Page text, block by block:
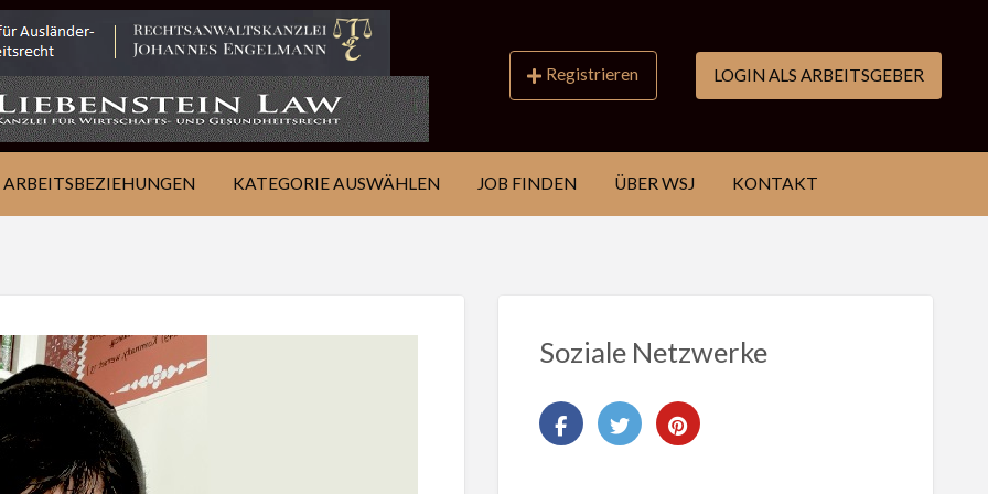
JOB
FINDEN
ÜBER
WSJ
KONTAKT
Registrieren LOGIN ALS ARBEITSGEBER
ARBEITSBEZIEHUNGEN KATEGORIE AUSWÄHLEN JOB FINDEN ÜBER WSJ KONTAKT
Soziale Netzwerke